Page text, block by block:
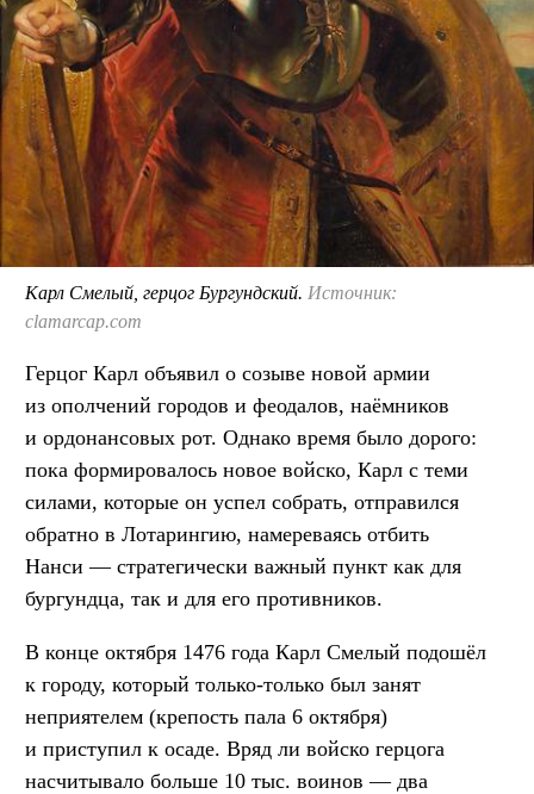
Карл Смелый, герцог Бургундский. Источник:
clamarcap.com
Герцог Карл объявил о созыве новой армии
из ополчений городов и феодалов, наёмников
и ордонансовых рот. Однако время было дорого:
пока формировалось новое войско, Карл с теми
силами, которые он успел собрать, отправился
обратно в Лотарингию, намереваясь отбить
Нанси — стратегически важный пункт как для
бургундца, так и для его противников.
В конце октября 1476 года Карл Смелый подошёл
к городу, который только-только был занят
неприятелем (крепость пала 6 октября)
и приступил к осаде. Вряд ли войско герцога
насчитывало больше 10 тыс. воинов — два